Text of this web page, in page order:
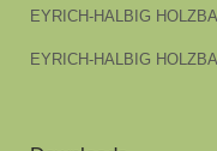
EYRICH-HALBIG
EYRICH-HALBIG